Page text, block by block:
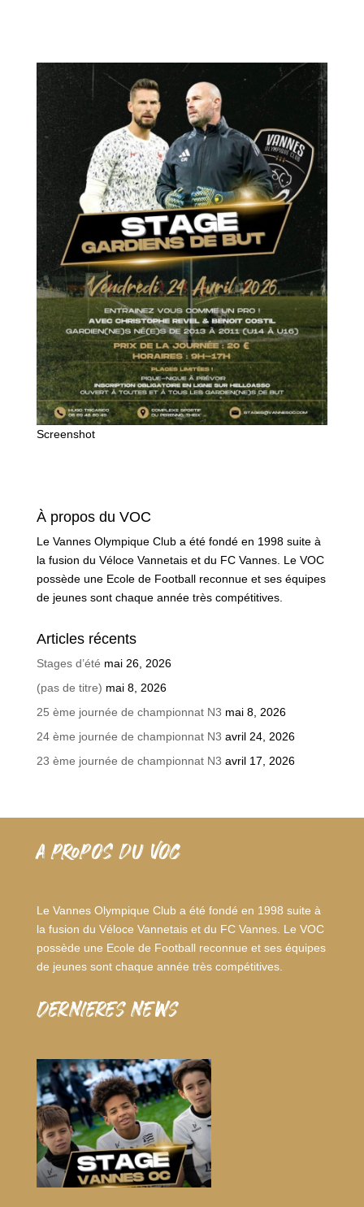
Screenshot
À propos du VOC
Le Vannes Olympique Club a été fondé en 1998 suite à
la fusion du Véloce Vannetais et du FC Vannes. Le VOC
possède une Ecole de Football reconnue et ses équipes
de jeunes sont chaque année très compétitives.
Articles récents
Stages d’été mai 26, 2026
(pas de titre) mai 8, 2026
25 ème journée de championnat N3 mai 8, 2026
24 ème journée de championnat N3 avril 24, 2026
23 ème journée de championnat N3 avril 17, 2026
A PROPOS DU VOC
Le Vannes Olympique Club a été fondé en 1998 suite à
la fusion du Véloce Vannetais et du FC Vannes. Le VOC
possède une Ecole de Football reconnue et ses équipes
de jeunes sont chaque année très compétitives.
dernieres news